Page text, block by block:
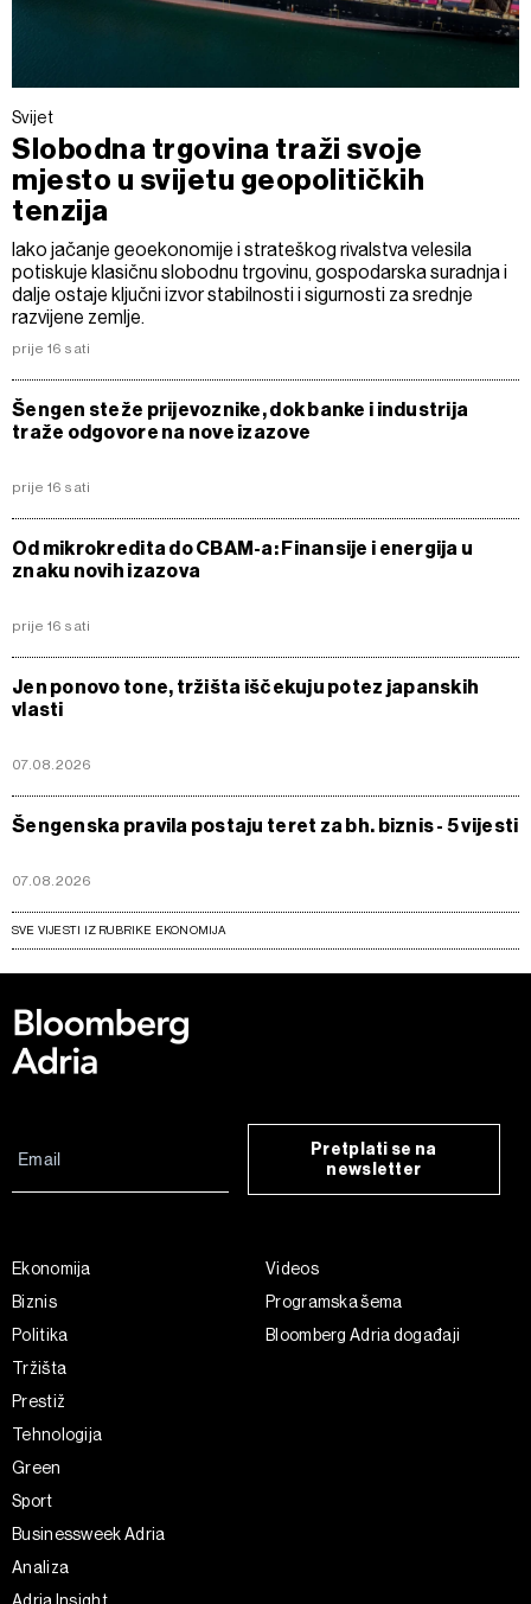
Svijet
Slobodna trgovina traži svoje
mjesto u svijetu geopolitičkih
tenzija
Iako jačanje geoekonomije i strateškog rivalstva velesila
potiskuje klasičnu slobodnu trgovinu, gospodarska suradnja i
dalje ostaje ključni izvor stabilnosti i sigurnosti za srednje
razvijene zemlje.
prije 16 sati
Šengen steže prijevoznike, dok banke i industrija
traže odgovore na nove izazove
prije 16 sati
Od mikrokredita do CBAM-a: Finansije i energija u
znaku novih izazova
prije 16 sati
Jen ponovo tone, tržišta iščekuju potez japanskih
vlasti
07.08.2026
Šengenska pravila postaju teret za bh. biznis - 5 vijesti
07.08.2026
SVE VIJESTI IZ RUBRIKE EKONOMIJA
Pretplati se na
newsletter
Ekonomija
Biznis
Politika
Tržišta
Prestiž
Tehnologija
Green
Sport
Businessweek Adria
Analiza
Videos
Programska šema
Bloomberg Adria događaji